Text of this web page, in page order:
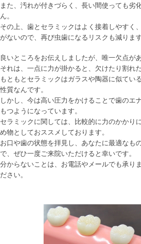
また、汚れが付きづらく、長い間使っても劣
ん。
その上、歯とセラミックはよく接着しやすく
がないので、再び虫歯になるリスクも減ります
良いところをお伝えしましたが、唯一欠点があ
それは、一点に力が掛かると、欠けたり割れ
もともとセラミックはガラスや陶器に似てい
性質なんです。
しかし、今は高い圧力をかけることで歯のエ
もつようになっています。
セラミックに関しては、比較的に力のかかり
め物としておススメしております。
お口や歯の状態を拝見し、あなたに最適なも
で、ぜひ一度ご来院いただけると幸いです。
分からないことは、お電話やメールでも承り
ださい。